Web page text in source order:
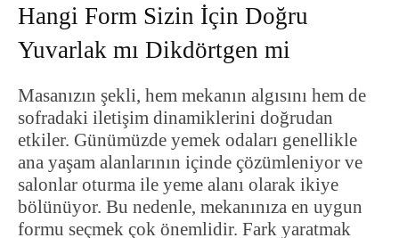
Hangi Form Sizin İçin Doğru
Yuvarlak mı Dikdörtgen mi
Masanızın şekli, hem mekanın algısını hem de
sofradaki iletişim dinamiklerini doğrudan
etkiler. Günümüzde yemek odaları genellikle
ana yaşam alanlarının içinde çözümleniyor ve
salonlar oturma ile yeme alanı olarak ikiye
bölünüyor. Bu nedenle, mekanınıza en uygun
formu seçmek çok önemlidir. Fark yaratmak